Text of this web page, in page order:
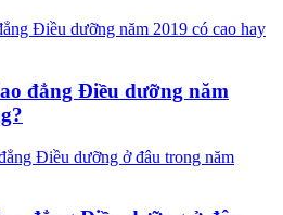
đẳng Điều dưỡng năm